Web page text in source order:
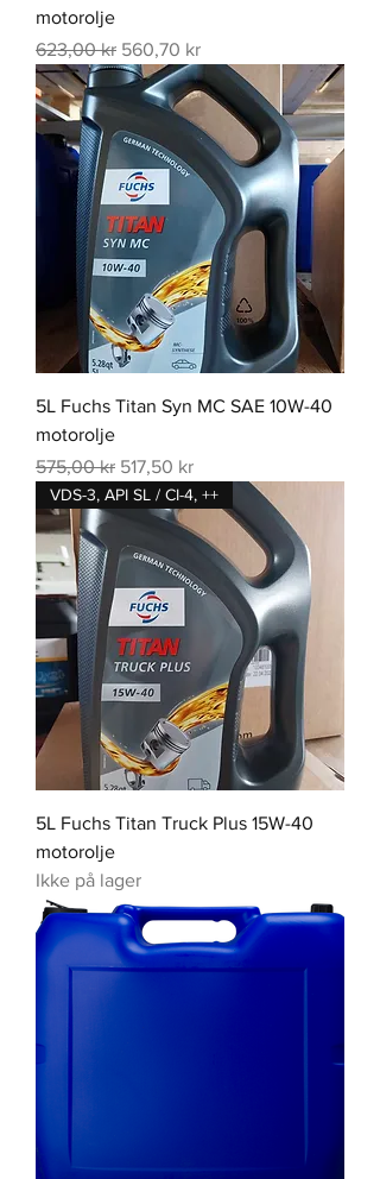
motorolje
Vanlig pris
623,00 kr Salgspris
560,70 kr
5L Fuchs Titan Syn MC SAE 10W-40
motorolje
Vanlig pris
575,00 kr Salgspris
517,50 kr
VDS-3, API SL / CI-4, ++
5L Fuchs Titan Truck Plus 15W-40
motorolje
Ikke på lager